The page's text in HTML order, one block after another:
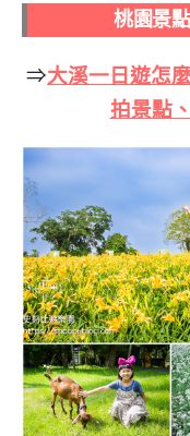
桃園景
⇒大溪一日遊怎
拍景點